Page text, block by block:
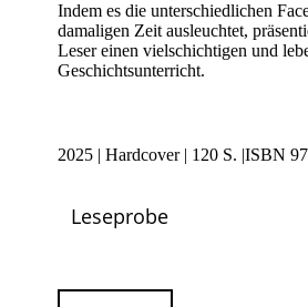
Indem es die unterschiedlichen
damaligen Zeit ausleuchtet,
Leser einen vielschichtigen und
Geschichtsunterricht.
2025 | Hardcover | 120 S. |ISBN
Leseprobe